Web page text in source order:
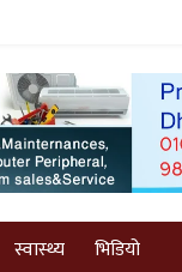
स्वास्थ्य भिडियो